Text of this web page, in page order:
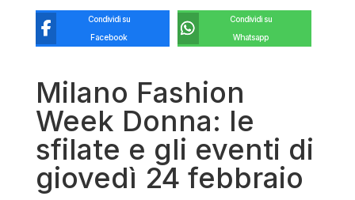
Condividi su
Facebook
Condividi su
Whatsapp
Milano Fashion
Week Donna: le
sfilate e gli eventi di
giovedì 24 febbraio